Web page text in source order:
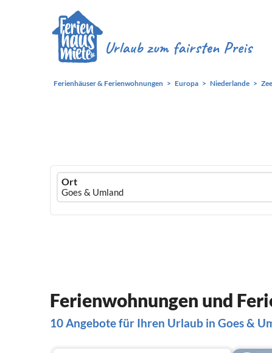
Ferienhäuser & Ferienwohnungen Europa Niederlande
Ferienhausmiete
logo
Ort
Ferienwohnungen und
10 Angebote für Ihren Urlaub in Goes &